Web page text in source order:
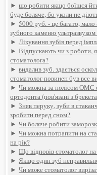
►що робити якщо боїшся
буде боляче, бо уколи не
►5000 руб. - це багато,
зубного каменю ультразвуком
►Лікування зубів перед
►Відпускають чи з роботи,
стоматолога?
►видалив зуб. здається
стоматолог повинен був все
►Чи можна за полісом ОМС
ортодонта (пов'язані з
►Зняв перуку, зуби в
зробити перед сном?
►Чи боляче робити
►Чи можна потрапити на
на рік?
►Що відповів стоматолог
►Якщо один зуб
►Чи може стоматолог